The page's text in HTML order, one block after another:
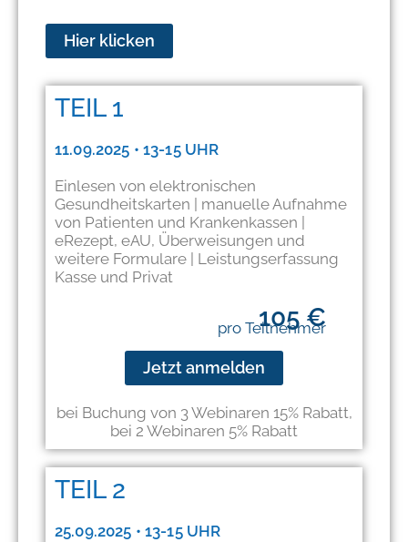
Hier klicken
TEIL 1
11.09.2025 • 13-15 UHR
Einlesen von elektronischen
Gesundheitskarten | manuelle Aufnahme
von Patienten und Krankenkassen |
eRezept, eAU, Überweisungen und
weitere Formulare | Leistungserfassung
Kasse und Privat
105 €
pro Teilnehmer
Jetzt anmelden
bei Buchung von 3 Webinaren 15% Rabatt,
bei 2 Webinaren 5% Rabatt​
TEIL 2
25.09.2025 • 13-15 UHR